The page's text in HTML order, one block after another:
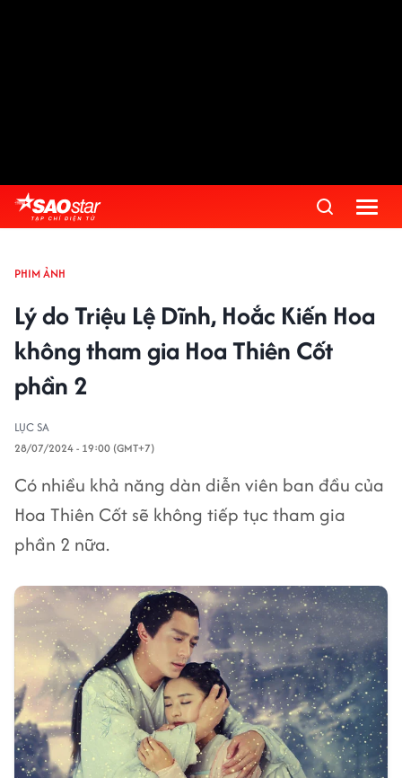
PHIM ẢNH
Lý do Triệu Lệ Dĩnh, Hoắc Kiến Hoa
không tham gia Hoa Thiên Cốt
phần 2
LỤC SA
28/07/2024 - 19:00 (GMT+7)
Có nhiều khả năng dàn diễn viên ban đầu của
Hoa Thiên Cốt sẽ không tiếp tục tham gia
phần 2 nữa.